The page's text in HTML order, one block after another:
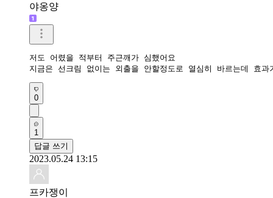
야옹양
저도 어렸을 적부터 주근깨가 심했어요
지금은 선크림 없이는 외출을 안할정도로 열심히 바르는데 효과
0
1
답글 쓰기
2023.05.24 13:15
프카쟁이